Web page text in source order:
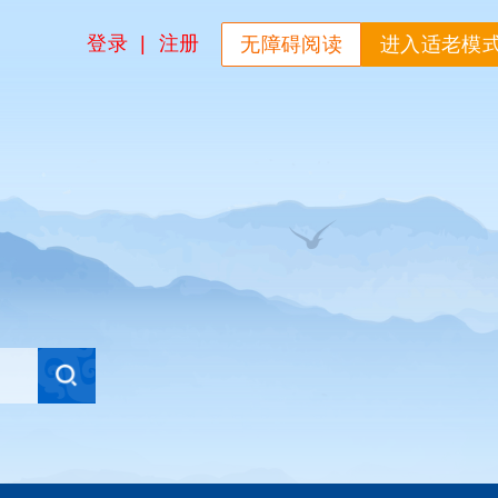
进入适老模
无障碍阅读
注册
登录